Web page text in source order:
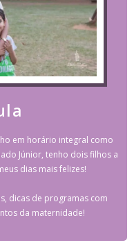
em horário integral como
Júnior, tenho dois filhos a
dias mais felizes!
dicas de programas com
da maternidade!